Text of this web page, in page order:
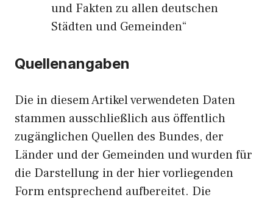
und Fakten zu allen deutschen
Städten und Gemeinden“
Quellenangaben
Die in diesem Artikel verwendeten Daten
stammen ausschließlich aus öffentlich
zugänglichen Quellen des Bundes, der
Länder und der Gemeinden und wurden für
die Darstellung in der hier vorliegenden
Form entsprechend aufbereitet. Die